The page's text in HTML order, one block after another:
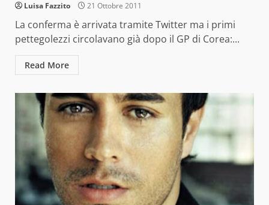
Luisa Fazzito 21 Ottobre 2011
La conferma è arrivata tramite Twitter ma i primi
pettegolezzi circolavano già dopo il GP di Corea:...
Read More